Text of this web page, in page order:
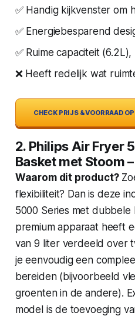
✅ Handig kijkvenster om
✅ Energiebesparend
✅ Ruime capaciteit
❌ Heeft redelijk wat
CHECK PRIJS & VOORRAAD
2. Philips Air Fryer
Basket met Stoom
Waarom dit product?
flexibiliteit? Dan is deze
5000 Series met dubbele
premium apparaat heeft
van 9 liter verdeeld over
je eenvoudig een
bereiden (bijvoorbeeld
groenten in de andere).
model is de toevoeging